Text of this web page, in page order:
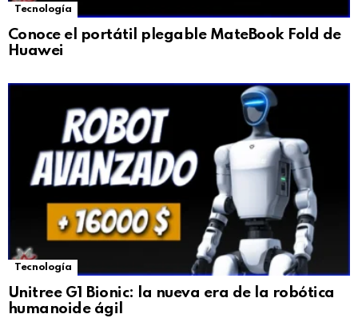
Tecnología
Conoce el portátil plegable MateBook Fold de
Huawei
Tecnología
Unitree G1 Bionic: la nueva era de la robótica
humanoide ágil